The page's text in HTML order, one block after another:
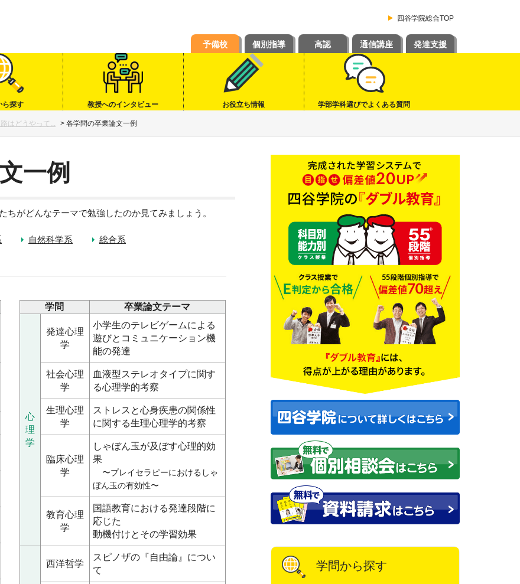
四谷学院総合TOP
予備校 個別指導 高認 通信講座 発達支援
ら探す 教授へのインタビュー お役立ち情報 学部学科選びでよくある質問
はどうやって... > 各学問の卒業論文一例
一例
がどんなテーマで勉強したのか見てみましょう。
自然科学系 総合系
学問 卒業論文テーマ
心
理
学
発達心理
学
小学生のテレビゲームによる
遊びとコミュニケーション機
能の発達
社会心理
学
血液型ステレオタイプに関す
る心理学的考察
生理心理
学
ストレスと心身疾患の関係性
に関する生理心理学的考察
臨床心理
学
しゃぼん玉が及ぼす心理的効
果
〜プレイセラピーにおけるしゃ
ぼん玉の有効性〜
教育心理
学
国語教育における発達段階に
応じた
動機付けとその学習効果
西洋哲学
スピノザの『自由論』につい
て
学問から探す